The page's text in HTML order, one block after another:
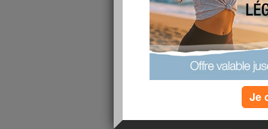
pour mon poids pas de nouveau que de
76.900kg c'est pire je mangue équilibré et je
me fais ça ? je ne sais pas .'
Je